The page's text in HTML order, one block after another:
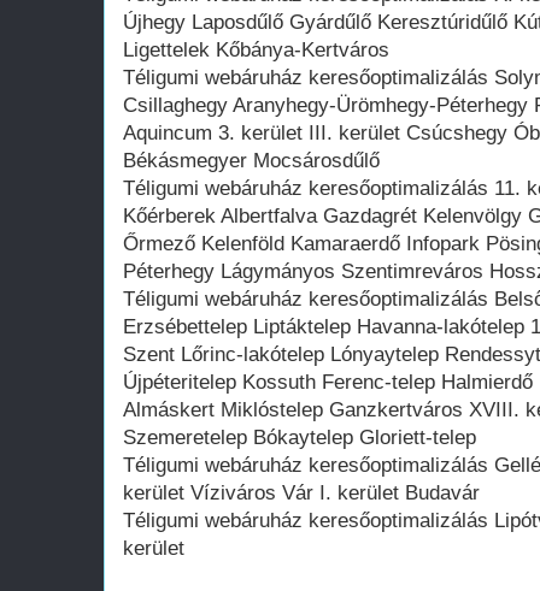
Újhegy Laposdűlő Gyárdűlő Keresztúridűlő
Ligettelek Kőbánya-Kertváros
Téligumi webáruház keresőoptimalizálás
Csillaghegy Aranyhegy-Ürömhegy-Péterhegy
Aquincum 3. kerület III. kerület Csúcshegy
Békásmegyer Mocsárosdűlő
Téligumi webáruház keresőoptimalizálás 11.
Kőérberek Albertfalva Gazdagrét Kelenvölgy
Őrmező Kelenföld Kamaraerdő Infopark
Péterhegy Lágymányos Szentimreváros
Téligumi webáruház keresőoptimalizálás
Erzsébettelep Liptáktelep Havanna-lakótelep
Szent Lőrinc-lakótelep Lónyaytelep
Újpéteritelep Kossuth Ferenc-telep
Almáskert Miklóstelep Ganzkertváros XVIII.
Szemeretelep Bókaytelep Gloriett-telep
Téligumi webáruház keresőoptimalizálás
kerület Víziváros Vár I. kerület Budavár
Téligumi webáruház keresőoptimalizálás
kerület